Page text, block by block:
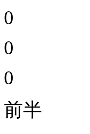
0
0
0
前半